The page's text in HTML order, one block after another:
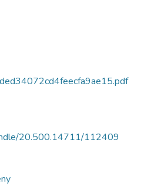
20.500.14711/112409